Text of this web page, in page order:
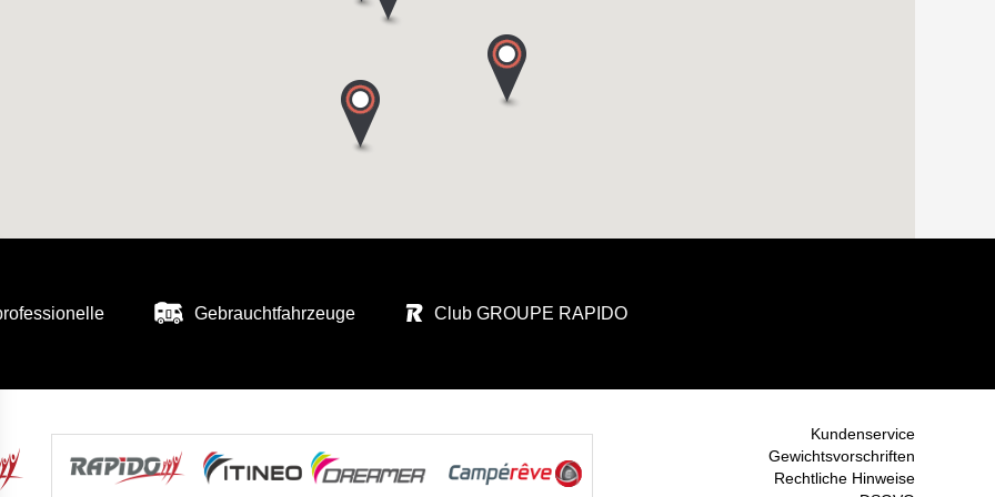
Gebrauchtfahrzeuge Club GROUPE RAPIDO
Kundenservice
Gewichtsvorschriften
Rechtliche Hinweise